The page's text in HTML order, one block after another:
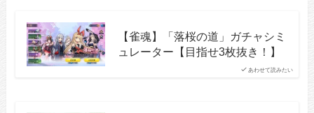
あわせて読みたい
【雀魂】「落桜の道」ガチャシミ
ュレーター【目指せ3枚抜き！】